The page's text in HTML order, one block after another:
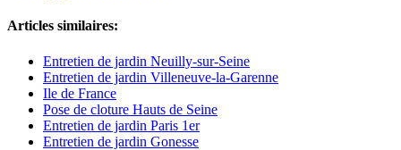
Articles similaires:
Entretien de jardin Neuilly-sur-Seine
Entretien de jardin Villeneuve-la-Garenne
Ile de France
Pose de cloture Hauts de Seine
Entretien de jardin Paris 1er
Entretien de jardin Gonesse